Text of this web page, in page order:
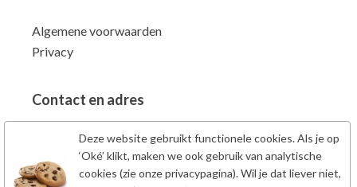
Deze website gebruikt functionele cookies. Als je op
‘Oké’ klikt, maken we ook gebruik van analytische
cookies (zie onze privacypagina). Wil je dat liever niet,
Algemene voorwaarden
Privacy
Contact en adres
Power Supplements BV
Fahrenheitstraat 7
6662PZ Elst Gld